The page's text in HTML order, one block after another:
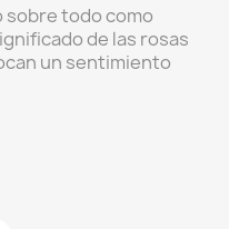
sobre todo como
de las rosas
un sentimiento